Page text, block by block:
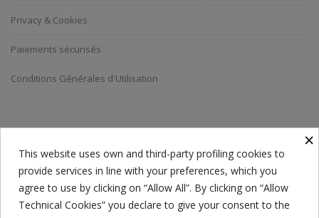
Privacy & Cookies
Paiements sécurisés
Conditions Générales d'Utilisation
ABONNEZ-VOUS A LA NEWSLETTER
Everyone has a choice. I pick my choice, squeaky clean.
×
This website uses own and third-party profiling cookies to
provide services in line with your preferences, which you
agree to use by clicking on “Allow All”. By clicking on “Allow
Technical Cookies” you declare to give your consent to the